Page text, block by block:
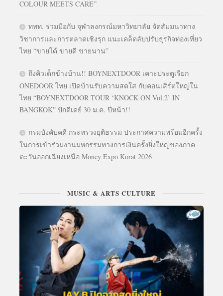
COLOUR MEETS CARE”
ททท. ร่วมมือกับ จุฬาลงกรณ์มหาวิทยาลัย จัดสัมมนาทาง
วิชาการและการตลาดเชิงรุก แนะเคล็ดลับปรับธุรกิจท่องเที่ยว
ไทย “ขายได้ ขายดี ขายนาน”
ถึงคิวเด็กข้างบ้าน!! BOYNEXTDOOR เคาะประตูเรียก
ONEDOOR ไทย เปิดบ้านรับความสดใส กับคอนเสิร์ตใหญ่ใน
ไทย “BOYNEXTDOOR TOUR ‘KNOCK ON Vol.2’ IN
BANGKOK” ปักดีเดย์ 30 ม.ค. ปีหน้า!!
กรมบังคับคดี กระทรวงยุติธรรม ประกาศความพร้อมอีกครั้ง
ในการเข้าร่วมงานมหกรรมทางการเงินครั้งยิ่งใหญ่ของภาค
ตะวันออกเฉียงเหนือ Money Expo Korat 2026
MUSIC & ARTS CULTURE